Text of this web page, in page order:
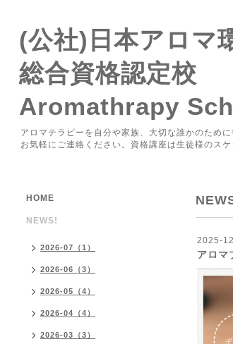
(公社)日本アロマ
総合資格認定校
Aromathrapy
アロマテラピーを自分や家族、大切な誰かのため
お気軽にご連絡ください。資格講座は生徒様のス
2025-
アロマ
HOME
NEWS!
2026-07（1）
2026-06（3）
2026-05（4）
2026-04（4）
2026-03（3）